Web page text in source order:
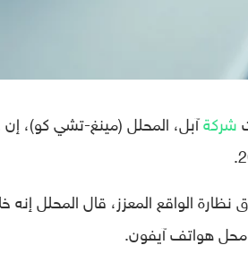
شركةآبل، المحلل (مينغ-تشي كو)، إن
محل هواتف آيفون.